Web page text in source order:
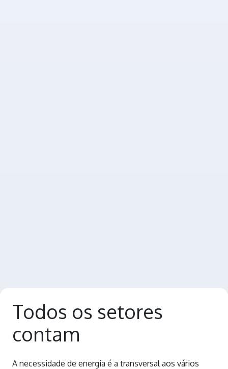
Todos os setores
contam
A necessidade de energia é a transversal aos vários